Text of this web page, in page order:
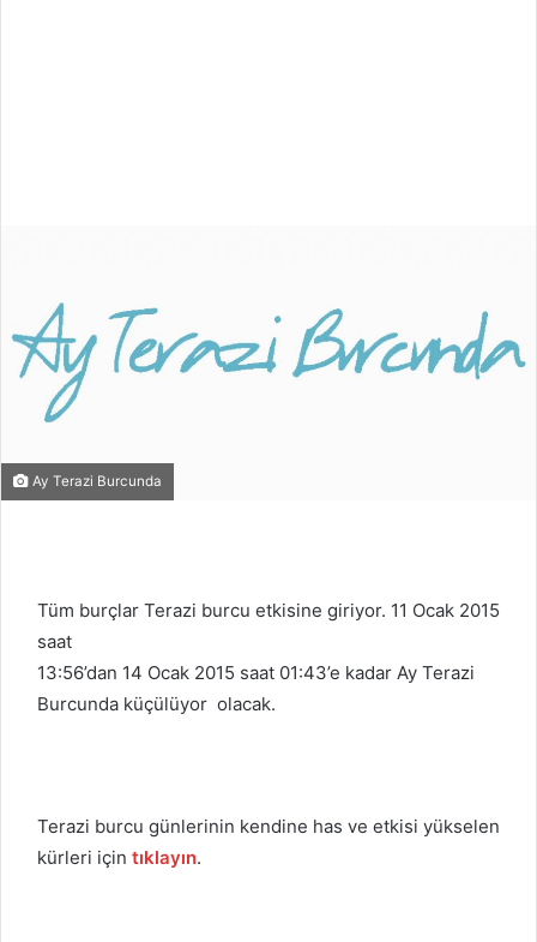
Ay Terazi Burcunda
Tüm burçlar Terazi burcu etkisine giriyor. 11 Ocak 2015
saat
13:56’dan 14 Ocak 2015 saat 01:43’e kadar Ay Terazi
Burcunda küçülüyor olacak.
Terazi burcu günlerinin kendine has ve etkisi yükselen
kürleri için tıklayın.